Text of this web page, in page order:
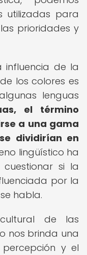
utilizadas para
prioridades y
influencia de la
los colores es
lenguas
el término
a una gama
dividirían en
lingüístico ha
si la
por la
habla.
de las
nos brinda una
y el